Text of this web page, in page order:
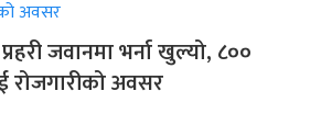
जवानमा भर्ना खुल्यो, ८००
रोजगारीको अवसर